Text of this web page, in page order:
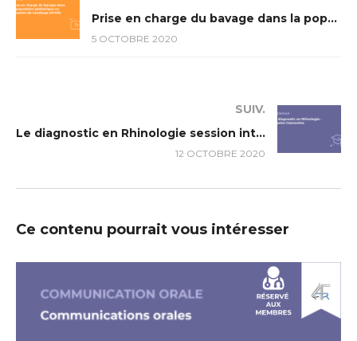
Prise en charge du bavage dans la population pédiatrique en situation de handicap (AFOP)
5 OCTOBRE 2020
SUIV.
Le diagnostic en Rhinologie session interactive
12 OCTOBRE 2020
Ce contenu pourrait vous intéresser